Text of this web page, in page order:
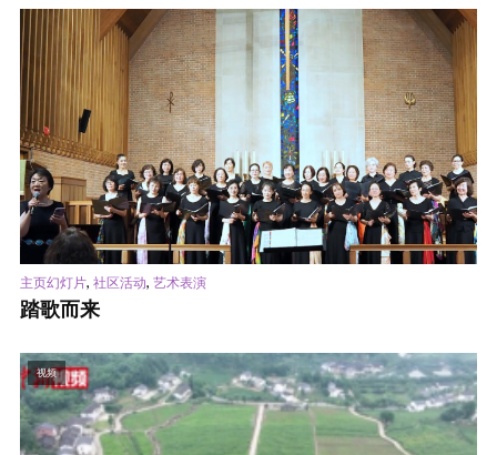
主页幻灯片, 社区活动, 艺术表演
踏歌而来
视频